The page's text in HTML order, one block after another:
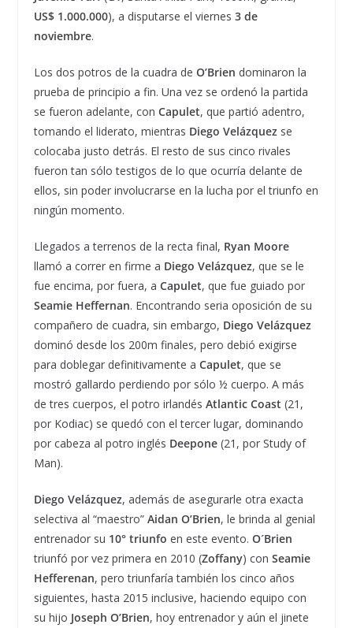
US$ 1.000.000), a disputarse el viernes 3 de
noviembre.
Los dos potros de la cuadra de O’Brien dominaron la
prueba de principio a fin. Una vez se ordenó la partida
se fueron adelante, con Capulet, que partió adentro,
tomando el liderato, mientras Diego Velázquez se
colocaba justo detrás. El resto de sus cinco rivales
fueron tan sólo testigos de lo que ocurría delante de
ellos, sin poder involucrarse en la lucha por el triunfo en
ningún momento.
Llegados a terrenos de la recta final, Ryan Moore
llamó a correr en firme a Diego Velázquez, que se le
fue encima, por fuera, a Capulet, que fue guiado por
Seamie Heffernan. Encontrando seria oposición de su
compañero de cuadra, sin embargo, Diego Velázquez
dominó desde los 200m finales, pero debió exigirse
para doblegar definitivamente a Capulet, que se
mostró gallardo perdiendo por sólo ½ cuerpo. A más
de tres cuerpos, el potro irlandés Atlantic Coast (21,
por Kodiac) se quedó con el tercer lugar, dominando
por cabeza al potro inglés Deepone(21, por Study of
Man).
Diego Velázquez, además de asegurarle otra exacta
selectiva al “maestro” Aidan O’Brien, le brinda al genial
entrenador su 10° triunfo en este evento. O´Brien
triunfó por vez primera en 2010 (Zoffany) con Seamie
Hefferenan, pero triunfaría también los cinco años
siguientes, hasta 2015 inclusive, haciendo equipo con
su hijo Joseph O’Brien, hoy entrenador y aún el jinete